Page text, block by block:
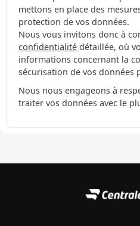
mettons en place des
protection de vos données.
Nous vous invitons donc à
confidentialité détaillée, où
informations concernant la
sécurisation de vos données
Nous nous engageons à
traiter vos données avec le